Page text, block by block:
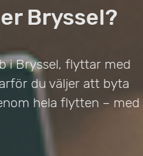
Bryssel?
i Bryssel, flyttar med
du väljer att byta
hela flytten – med